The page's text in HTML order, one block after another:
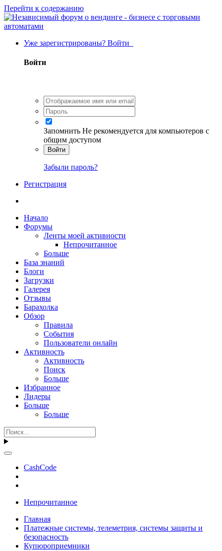
Перейти к содержанию
Уже зарегистрированы? Войти
Войти
Запомнить Не рекомендуется для компьютеров с
общим доступом
Войти
Забыли пароль?
Регистрация
Начало
Форумы
Ленты моей активности
Непрочитанное
Больше
База знаний
Блоги
Загрузки
Галерея
Отзывы
Барахолка
Обзор
Правила
События
Пользователи онлайн
Активность
Активность
Поиск
Больше
Избранное
Лидеры
Больше
Больше
CashCode
Непрочитанное
Главная
Платежные системы, телеметрия, системы защиты и
безопасность
Купюроприемники